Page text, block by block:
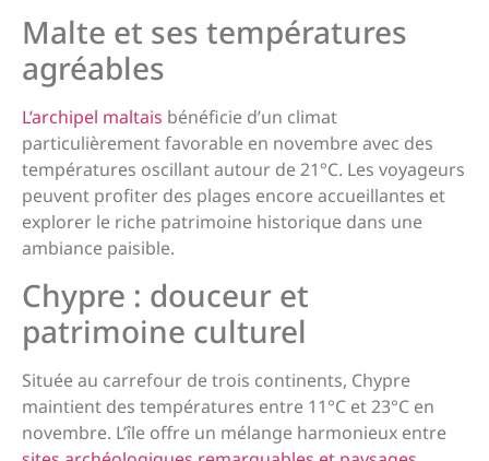
Malte et ses températures
agréables
L’archipel maltais bénéficie d’un climat
particulièrement favorable en novembre avec des
températures oscillant autour de 21°C. Les voyageurs
peuvent profiter des plages encore accueillantes et
explorer le riche patrimoine historique dans une
ambiance paisible.
Chypre : douceur et
patrimoine culturel
Située au carrefour de trois continents, Chypre
maintient des températures entre 11°C et 23°C en
novembre. L’île offre un mélange harmonieux entre